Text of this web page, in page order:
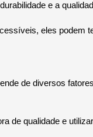
e a
eles podem
de diversos
de qualidade e